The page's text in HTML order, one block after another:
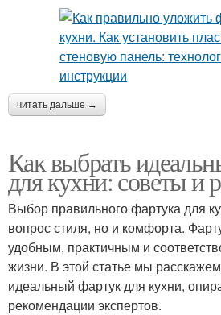
читать дальше →
Как выбрать
для кухни: советы и
Выбор правильного фартука для
вопрос стиля, но и комфорта.
удобным, практичным и
жизни. В этой статье мы
идеальный фартук для кухни,
рекомендации экспертов.